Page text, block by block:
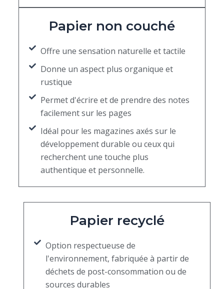
Papier non couché
Offre une sensation naturelle et tactile
Donne un aspect plus organique et
rustique
Permet d'écrire et de prendre des notes
facilement sur les pages
Idéal pour les magazines axés sur le
développement durable ou ceux qui
recherchent une touche plus
authentique et personnelle.
Papier recyclé
Option respectueuse de
l'environnement, fabriquée à partir de
déchets de post-consommation ou de
sources durables